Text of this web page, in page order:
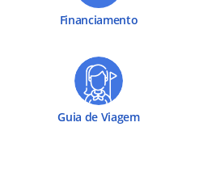
Financiamento
Guia de Viagem